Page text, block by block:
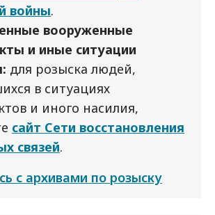
войны.
вооруженные
и иные ситуации
для розыска людей,
в ситуациях
и иного насилия,
сайт Сети восстановления
связей.
с архивами по розыску